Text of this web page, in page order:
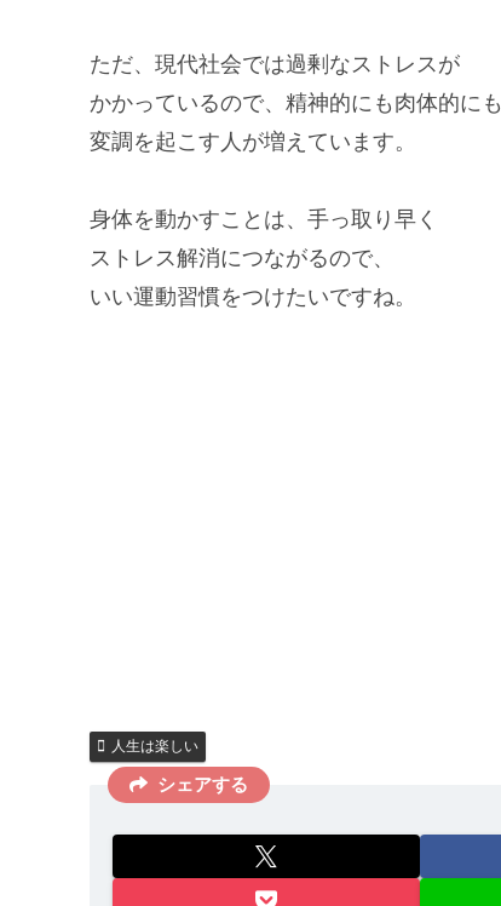
ただ、現代社会では過剰なストレスが
かかっているので、精神的にも肉体的にも
変調を起こす人が増えています。
身体を動かすことは、手っ取り早く
ストレス解消につながるので、
いい運動習慣をつけたいですね。
人生は楽しい
シェアする